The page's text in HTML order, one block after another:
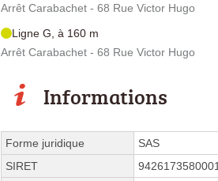
Arrêt Carabachet - 68 Rue Victor Hugo
Ligne G, à 160 m
Arrêt Carabachet - 68 Rue Victor Hugo
Informations
Forme juridique
SAS
SIRET